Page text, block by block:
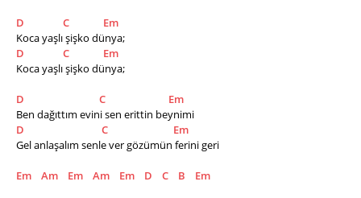
D C
Em
Koca yaşlı şişko dünya;
D
C
Em
Koca yaşlı şişko dünya;
D C
Em
Ben dağıttım evini sen erittin beynimi
D
C
Em
Gel anlaşalım senle ver gözümün ferini geri
Em Am Em Am Em D C B Em